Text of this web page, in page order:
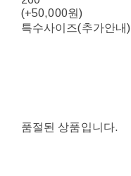
(+50,000원)
특수사이즈(추가안내)
품절된 상품입니다.